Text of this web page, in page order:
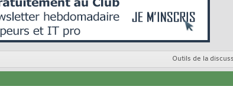
Outils de la